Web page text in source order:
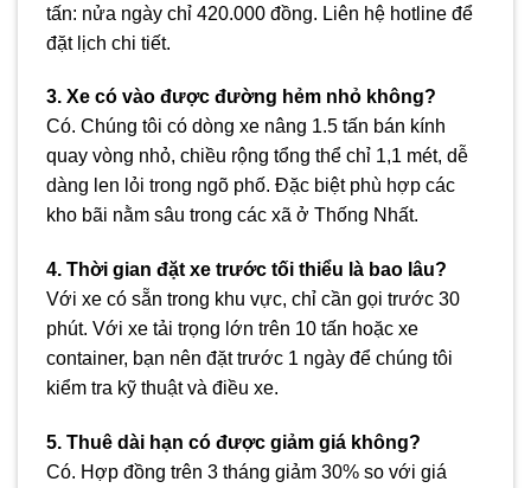
tấn: nửa ngày chỉ 420.000 đồng. Liên hệ hotline để
đặt lịch chi tiết.
3. Xe có vào được đường hẻm nhỏ không?
Có. Chúng tôi có dòng xe nâng 1.5 tấn bán kính
quay vòng nhỏ, chiều rộng tổng thể chỉ 1,1 mét, dễ
dàng len lỏi trong ngõ phố. Đặc biệt phù hợp các
kho bãi nằm sâu trong các xã ở Thống Nhất.
4. Thời gian đặt xe trước tối thiểu là bao lâu?
Với xe có sẵn trong khu vực, chỉ cần gọi trước 30
phút. Với xe tải trọng lớn trên 10 tấn hoặc xe
container, bạn nên đặt trước 1 ngày để chúng tôi
kiểm tra kỹ thuật và điều xe.
5. Thuê dài hạn có được giảm giá không?
Có. Hợp đồng trên 3 tháng giảm 30% so với giá